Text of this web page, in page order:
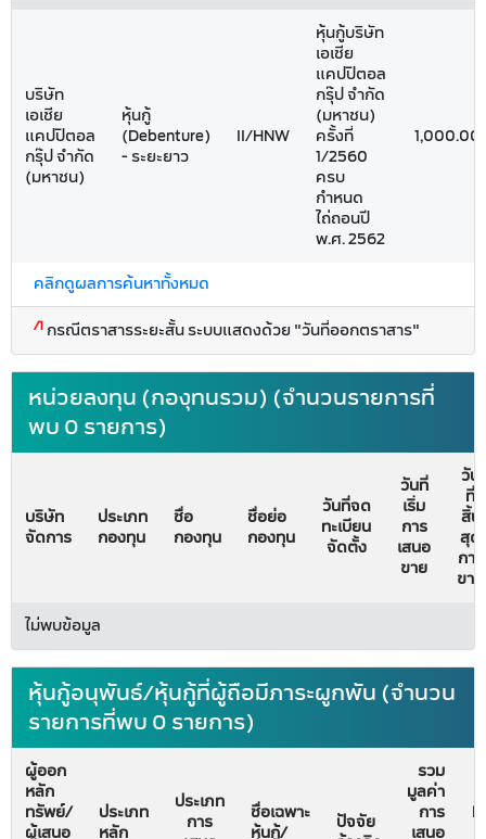
บริษัท
เอเชีย
แคปปิตอล
กรุ๊ป จำกัด
(มหาชน)
หุ้นกู้
(Debenture)
- ระยะยาว
II/HNW
หุ้นกู้บริษัท
เอเชีย
แคปปิตอล
กรุ๊ป จำกัด
(มหาชน)
ครั้งที่
1/2560
ครบ
กำหนด
ไถ่ถอนปี
พ.ศ. 2562
1,000.00
คลิกดูผลการค้นหาทั้งหมด
/1 กรณีตราสารระยะสั้น ระบบแสดงด้วย "วันที่ออกตราสาร"
หน่วยลงทุน (กองุทนรวม) (จำนวนรายการที่
พบ 0 รายการ)
บริษัท
จัดการ
ประเภท
กองทุน
ชื่อ
กองทุน
ชื่อย่อ
กองทุน
วันที่จด
ทะเบียน
จัดตั้ง
วันที่
เริ่ม
การ
เสนอ
ขาย
วัน
ที่
สิ้น
สุด
การ
ขาย
ไม่พบข้อมูล
หุ้นกู้อนุพันธ์/หุ้นกู้ที่ผู้ถือมีภาระผูกพัน (จำนวน
รายการที่พบ 0 รายการ)
ผู้ออก
หลัก
ทรัพย์/
ผู้เสนอ
ประเภท
หลัก
ประเภท
การ
ชื่อเฉพาะ
หุ้นกู้/
ปัจจัย
รวม
มูลค่า
การ
เสนอ